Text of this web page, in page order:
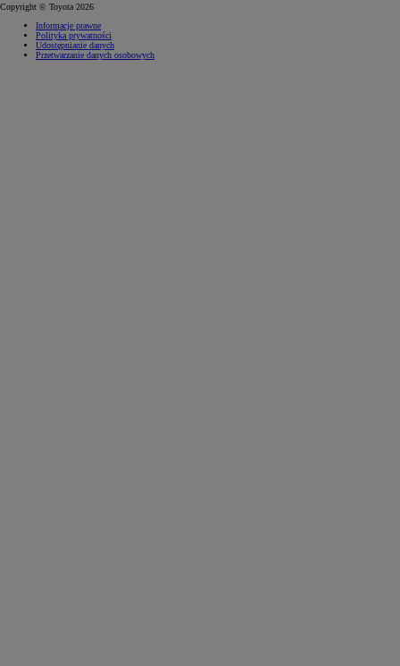
Copyright © Toyota 2026
Informacje prawne
Polityka prywatności
Udostępnianie danych
Przetwarzanie danych osobowych